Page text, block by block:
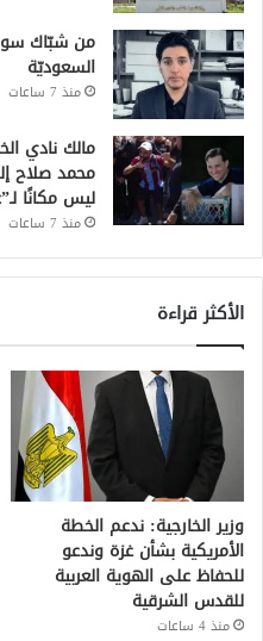
من شبّاك
السعوديّة
منذ 7 ساعات
مالك نادي
محمد صلاح
ليس مكانًا
منذ 7 ساعات
الأكثر قراءة
وزير الخارجية: ندعم الخطة
الأمريكية بشأن غزة وندعو
للحفاظ على الهوية العربية
للقدس الشرقية
منذ 4 ساعات